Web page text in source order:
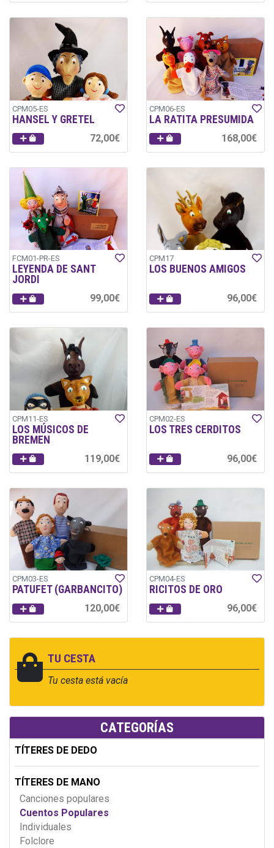
TU CESTA
Tu cesta está vacía
CATEGORÍAS
TÍTERES DE DEDO
TÍTERES DE MANO
Canciones populares
Cuentos Populares
Individuales
Folclore
CPM05-ES
HANSEL Y GRETEL
72,00€
CPM06-ES
LA RATITA PRESUMIDA
168,00€
FCM01-PR-ES
LEYENDA DE SANT
JORDI
99,00€
CPM17
LOS BUENOS AMIGOS
96,00€
CPM11-ES
LOS MÚSICOS DE
BREMEN
119,00€
CPM02-ES
LOS TRES CERDITOS
96,00€
CPM03-ES
PATUFET (GARBANCITO)
120,00€
CPM04-ES
RICITOS DE ORO
96,00€